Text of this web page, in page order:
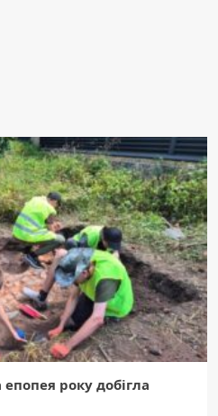
року добігла